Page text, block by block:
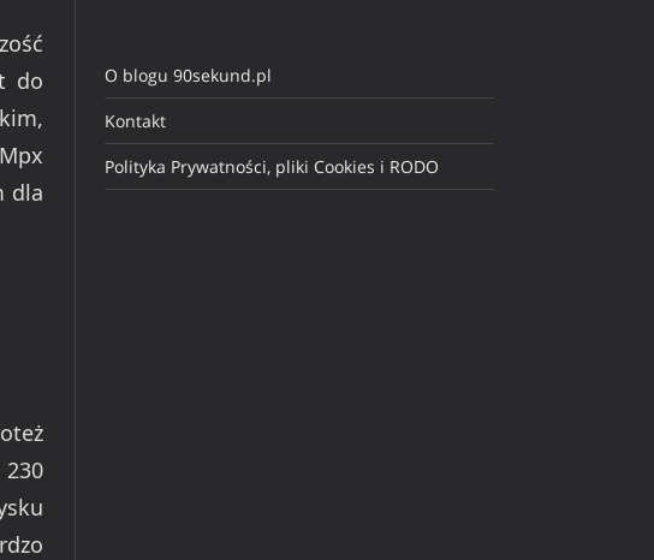
do
dla
O blogu 90sekund.pl
Kontakt
Polityka Prywatności, pliki Cookies i RODO